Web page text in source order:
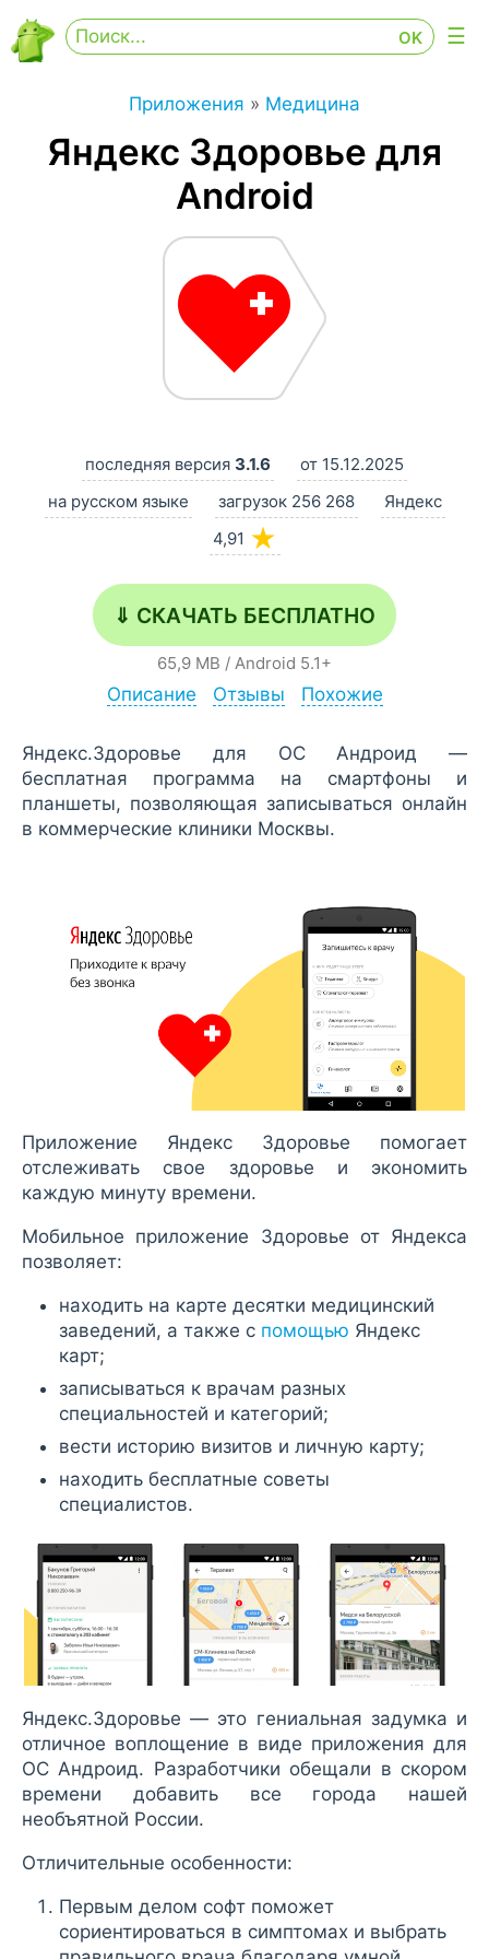
Приложения » Медицина
Яндекс Здоровье для
Android
последняя версия 3.1.6
от 15.12.2025
на русском языке
загрузок 256 268
Яндекс
4,91 ★
⇓ СКАЧАТЬ БЕСПЛАТНО
65,9 MB / Android 5.1+
Описание Отзывы Похожие
Яндекс.Здоровье для ОС Андроид —
бесплатная программа на смартфоны и
планшеты, позволяющая записываться онлайн
в коммерческие клиники Москвы.
Приложение Яндекс Здоровье помогает
отслеживать свое здоровье и экономить
каждую минуту времени.
Мобильное приложение Здоровье от Яндекса
позволяет:
находить на карте десятки медицинский
заведений, а также с помощью Яндекс
карт;
записываться к врачам разных
специальностей и категорий;
вести историю визитов и личную карту;
находить бесплатные советы
специалистов.
Яндекс.Здоровье — это гениальная задумка и
отличное воплощение в виде приложения для
ОС Андроид. Разработчики обещали в скором
времени добавить все города нашей
необъятной России.
Отличительные особенности:
Первым делом софт поможет
сориентироваться в симптомах и выбрать